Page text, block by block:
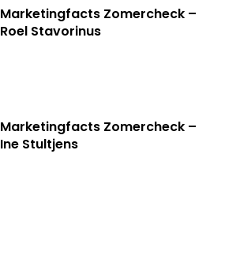
Marketingfacts Zomercheck –
Roel Stavorinus
Marketingfacts Zomercheck –
Ine Stultjens